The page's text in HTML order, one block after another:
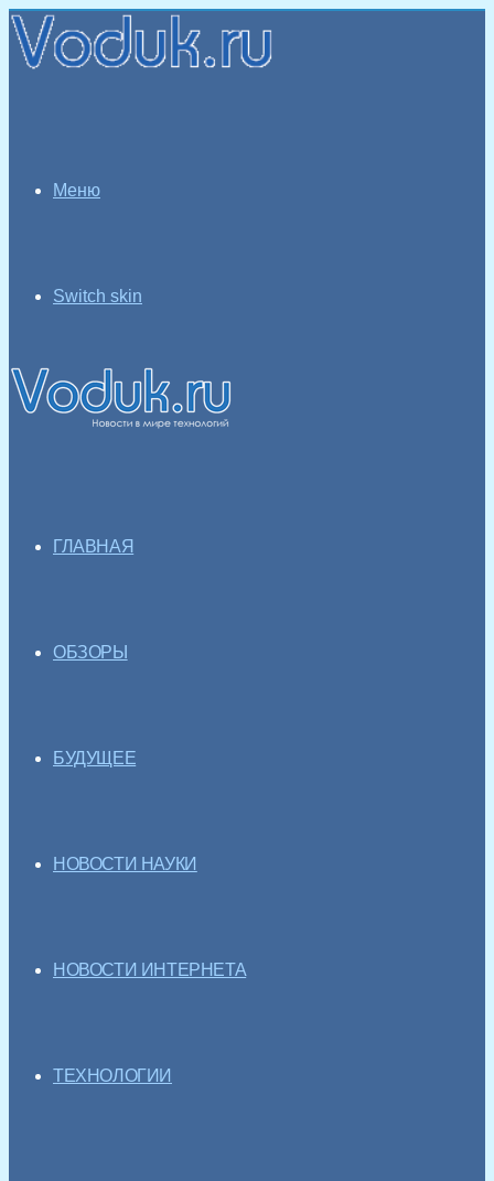
Меню
Switch skin
ГЛАВНАЯ
ОБЗОРЫ
БУДУЩЕЕ
НОВОСТИ НАУКИ
НОВОСТИ ИНТЕРНЕТА
ТЕХНОЛОГИИ